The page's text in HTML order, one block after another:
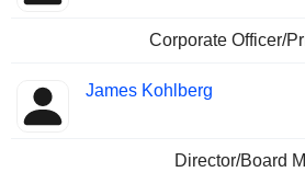
Corporate Officer/
James Kohlberg
Director/Board